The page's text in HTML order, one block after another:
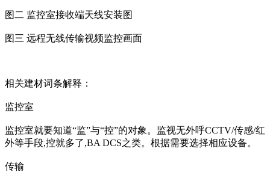
图二 监控室接收端天线安装图
图三 远程无线传输视频监控画面
相关建材词条解释：
监控室
监控室就要知道“监”与“控”的对象。监视无外呼CCTV/传感/红
外等手段,控就多了,BA DCS之类。根据需要选择相应设备。
传输